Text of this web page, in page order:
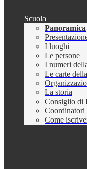
Scuola
Panoramica
I luoghi
Le persone
I numeri
Le carte
La storia
Consiglio di
Coordinatori
Come